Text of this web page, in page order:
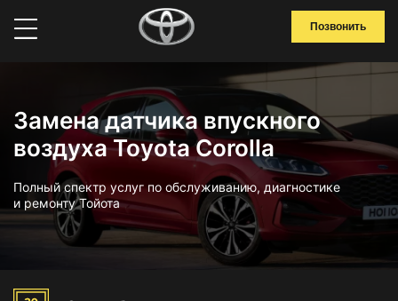
Позвонить
Замена датчика впускного
воздуха Toyota Corolla
Полный спектр услуг по обслуживанию, диагностике
и ремонту Тойота